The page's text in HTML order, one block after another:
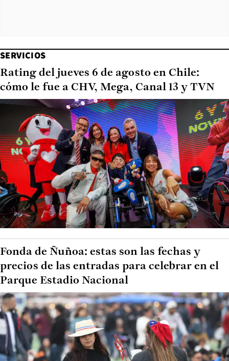
SERVICIOS
Rating del jueves 6 de agosto en Chile:
cómo le fue a CHV, Mega, Canal 13 y TVN
Fonda de Ñuñoa: estas son las fechas y
precios de las entradas para celebrar en el
Parque Estadio Nacional